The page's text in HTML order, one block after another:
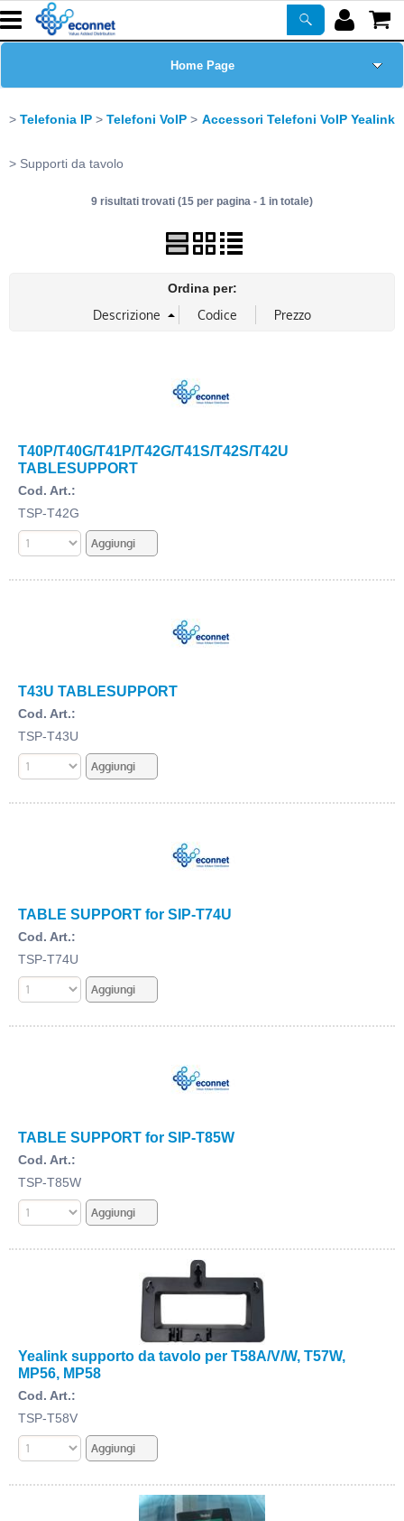
Home Page
Corsi
ASSISTENZA
Certificazioni
PROMO ATTIVE
Telefonia IP Telefoni VoIP Accessori Telefoni VoIP Yealink
Supporti da tavolo
9 risultati trovati (15 per pagina - 1 in totale)
Ordina per:
T40P/T40G/T41P/T42G/T41S/T42S/T42U
TABLESUPPORT
Cod. Art.:
TSP-T42G
T43U TABLESUPPORT
Cod. Art.:
TSP-T43U
TABLE SUPPORT for SIP-T74U
Cod. Art.:
TSP-T74U
TABLE SUPPORT for SIP-T85W
Cod. Art.:
TSP-T85W
Yealink supporto da tavolo per T58A/V/W, T57W,
MP56, MP58
Cod. Art.:
TSP-T58V